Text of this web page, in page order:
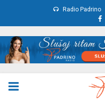
Radio Padrino
PRIMARY